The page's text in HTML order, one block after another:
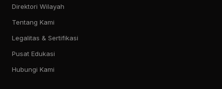
Direktori Wilayah
Tentang Kami
Legalitas & Sertifikasi
Pusat Edukasi
Hubungi Kami